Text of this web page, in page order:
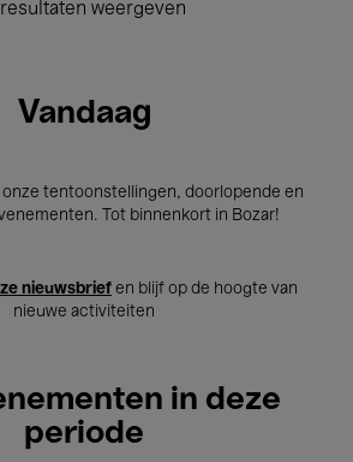
weergeven
Vandaag
tentoonstellingen, doorlopende en
Tot binnenkort in Bozar!
nieuwsbrief en blijf op de hoogte van
nieuwe activiteiten
in deze
periode